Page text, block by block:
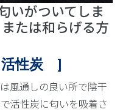
いがついてしま
たは和らげる方
活性炭 ]
風通しの良い所で陰干
活性炭に匂いを吸着さ